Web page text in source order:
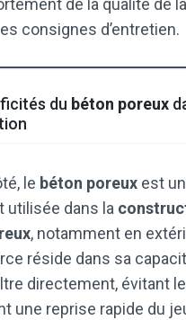
de la qualité de
consignes d’entretien.
du béton poreux
le béton poreux est
utilisée dans la
, notamment en
réside dans sa
directement, évitant
une reprise rapide du